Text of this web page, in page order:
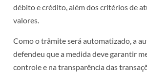
débito e crédito, além dos critérios de
valores.
Como o trâmite será automatizado, a
defendeu que a medida deve garantir
controle e na transparência das